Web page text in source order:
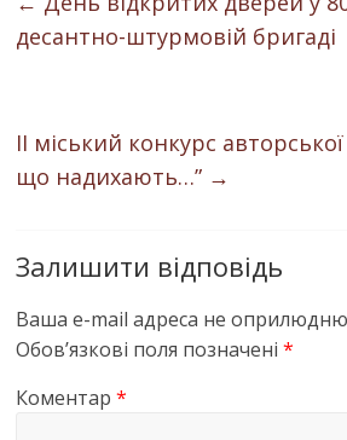
десантно-штурмовій бригаді
ІІ міський конкурс авторської
що надихають…” →
Залишити відповідь
Ваша e-mail адреса не
Обов’язкові поля позначені*
Коментар*